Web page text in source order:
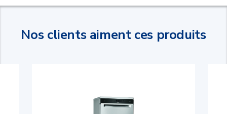
Nos clients aiment ces produits